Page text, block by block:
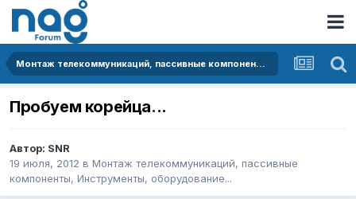
Монтаж телекоммуникаций, пассивные компоненты, Инструменты, оборудование...
Пробуем корейца...
Автор: SNR
19 июля, 2012 в Монтаж телекоммуникаций, пассивные
компоненты, Инструменты, оборудование...